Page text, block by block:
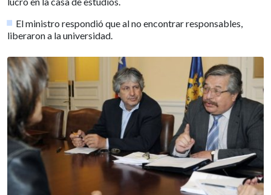
El ministro respondió que al no encontrar responsables,
liberaron a la universidad.